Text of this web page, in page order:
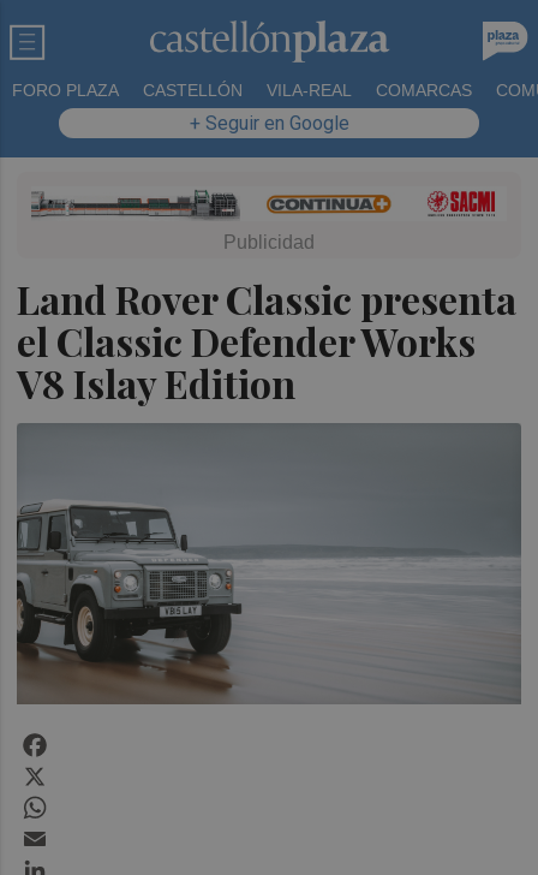
FORO PLAZA CASTELLÓN VILA-REAL COMARCAS
+ Seguir en Google
Land Rover Classic presenta
el Classic Defender Works
V8 Islay Edition